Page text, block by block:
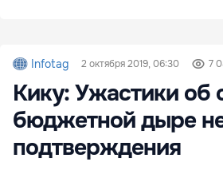
Infotag 2 октября 2019, 06:30 7
Кику: Ужастики об
бюджетной дыре
подтверждения